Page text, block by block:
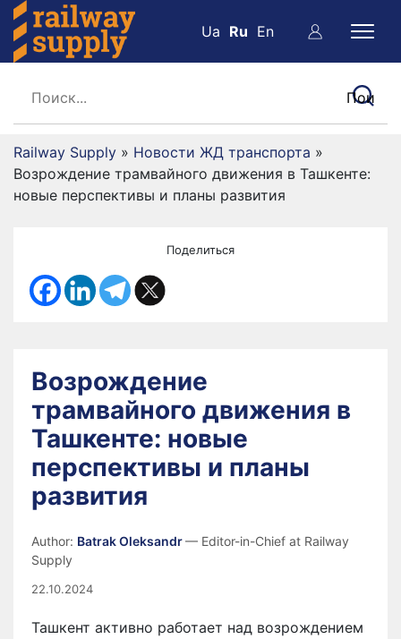
Ua Ru En
Railway Supply » Новости ЖД транспорта »
Возрождение трамвайного движения в Ташкенте:
новые перспективы и планы развития
Поделиться
Возрождение
трамвайного движения в
Ташкенте: новые
перспективы и планы
развития
Author: Batrak Oleksandr— Editor-in-Chief at Railway
Supply
22.10.2024
Ташкент активно работает над возрождением